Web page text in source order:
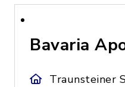
Bavaria
Traunsteiner